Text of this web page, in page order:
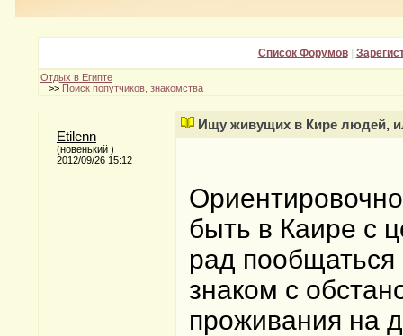
Список Форумов|
Отдых в Египте
>> Поиск попутчиков, знакомства
Etilenn
(новенький )
2012/09/26 15:12
Ищу живущих в Кире людей,
быть в Каире с
рад
знаком с
проживания на